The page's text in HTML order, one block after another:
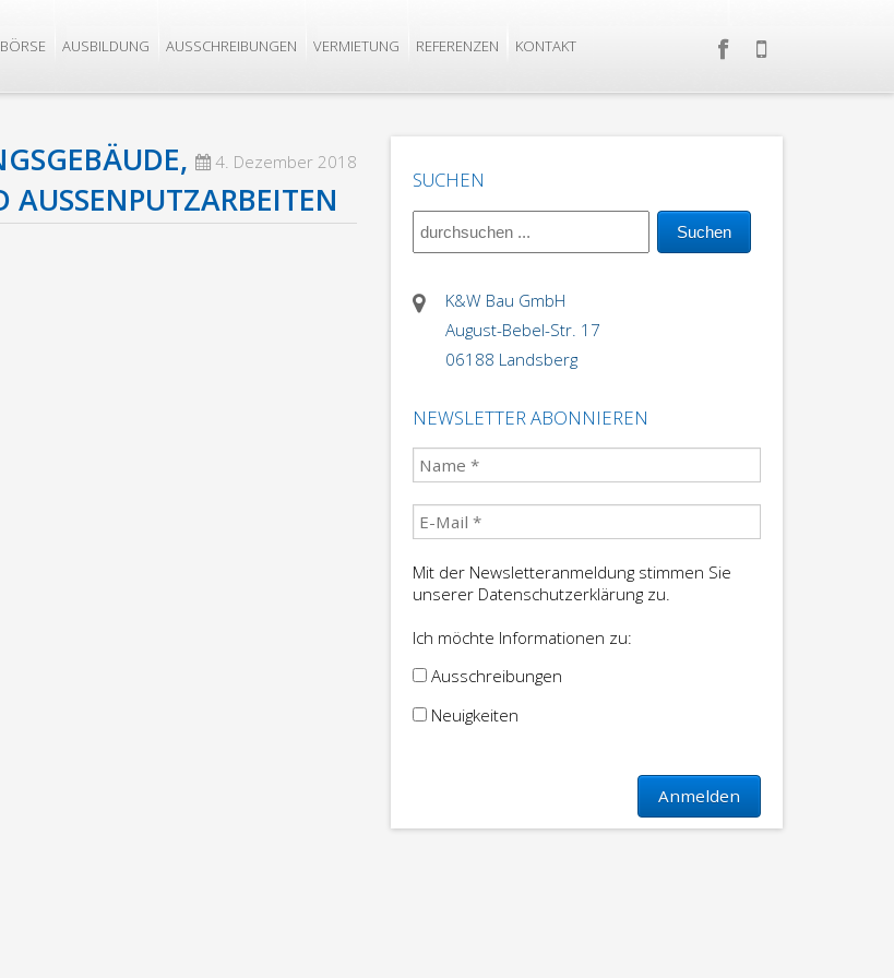
AUSBILDUNG AUSSCHREIBUNGEN VERMIETUNG REFERENZEN KONTAKT
4. Dezember 2018
SUCHEN
K&W Bau GmbH
August-Bebel-Str. 17
06188 Landsberg
NEWSLETTER ABONNIEREN
Mit der Newsletteranmeldung stimmen Sie
unserer Datenschutzerklärung zu.
Ich möchte Informationen zu:
Ausschreibungen
Neuigkeiten